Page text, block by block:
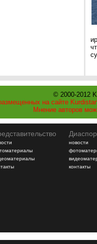
© 2000-2012
на сайте
Мнение авторов
новости
контакты